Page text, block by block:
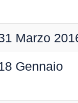
Marzo
Gennaio